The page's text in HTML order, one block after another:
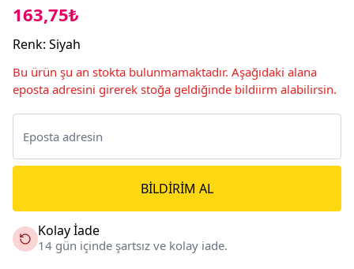
163,75₺
Renk: Siyah
Bu ürün şu an stokta bulunmamaktadır. Aşağıdaki alana
eposta adresini girerek stoğa geldiğinde bildiirm alabilirsin.
BILDIRIM AL
Kolay İade
14 gün içinde şartsız ve kolay iade.